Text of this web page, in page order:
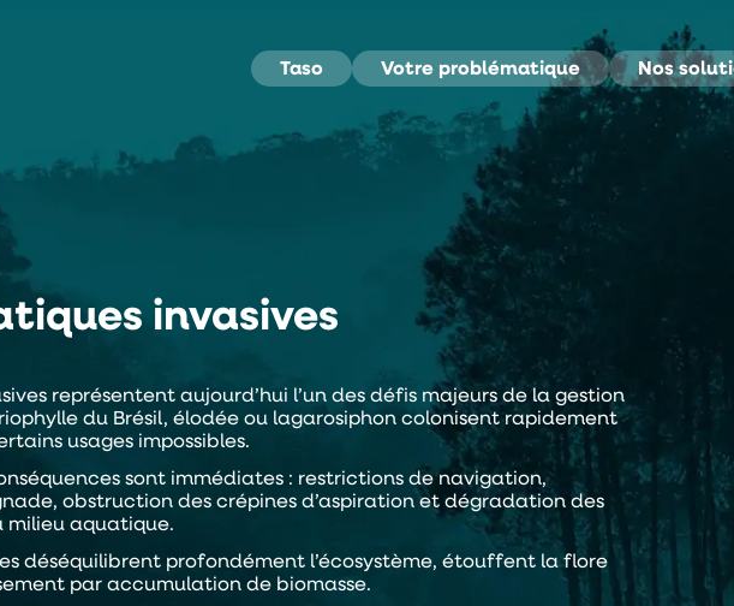
Taso Votre problématique Nos
invasives
représentent aujourd’hui l’un des défis majeurs de la gestion
du Brésil, élodée ou lagarosiphon colonisent rapidement
usages impossibles.
sont immédiates : restrictions de navigation,
obstruction des crépines d’aspiration et dégradation des
milieu aquatique.
déséquilibrent profondément l’écosystème, étouffent la flore
par accumulation de biomasse.